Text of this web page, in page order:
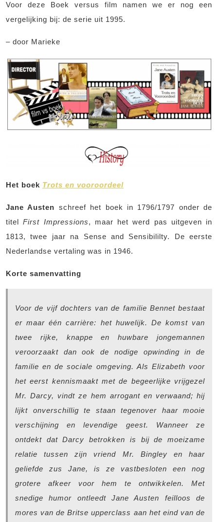
Voor deze Boek versus film namen we er nog een
vergelijking bij: de serie uit 1995.
– door Marieke
Het boek Trots en vooroordeel
Jane Austen schreef het boek in 1796/1797 onder de
titelFirst Impressions, maar het werd pas uitgeven in
1813, twee jaar na Sense and Sensibililty. De eerste
Nederlandse vertaling was in 1946.
Korte samenvatting
Voor de vijf dochters van de familie Bennet bestaat
er maar één carrière: het huwelijk. De komst van
twee rijke, knappe en huwbare jongemannen
veroorzaakt dan ook de nodige opwinding in de
familie en de sociale omgeving. Als Elizabeth voor
het eerst kennismaakt met de begeerlijke vrijgezel
Mr. Darcy, vindt ze hem arrogant en verwaand; hij
lijkt onverschillig te staan tegenover haar mooie
verschijning en levendige geest. Wanneer ze
ontdekt dat Darcy betrokken is bij de moeizame
relatie tussen zijn vriend Mr. Bingley en haar
geliefde zus Jane, is ze vastbesloten een nog
grotere afkeer voor hem te ontwikkelen. Met
snedige humor ontleedt Jane Austen feilloos de
mores van de Britse upperclass aan het eind van de